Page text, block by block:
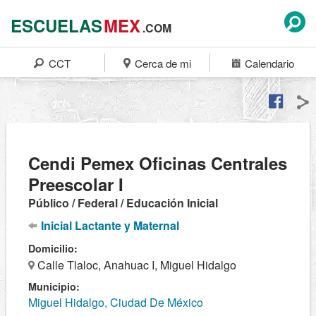
ESCUELASMEX.COM
CCT Cerca de mi Calendario
Cendi Pemex Oficinas Centrales
Preescolar I
Público / Federal / Educación Inicial
Inicial Lactante y Maternal
Domicilio:
Calle Tlaloc, Anahuac I, Miguel Hidalgo
Municipio:
Miguel Hidalgo, Ciudad De México